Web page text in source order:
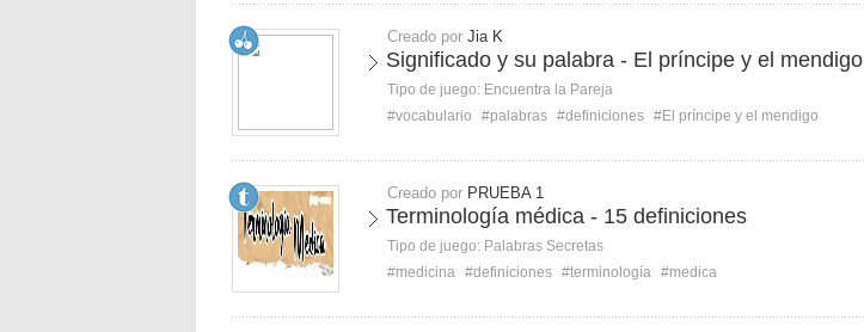
Creado por Jia K
Significado y su palabra - El príncipe y el mendigo
Tipo de juego: Encuentra la Pareja
#vocabulario
#palabras #definiciones #El príncipe y el mendigo
Creado por PRUEBA 1
Terminología médica - 15 definiciones
Tipo de juego: Palabras Secretas
#medicina #definiciones #terminología #medica